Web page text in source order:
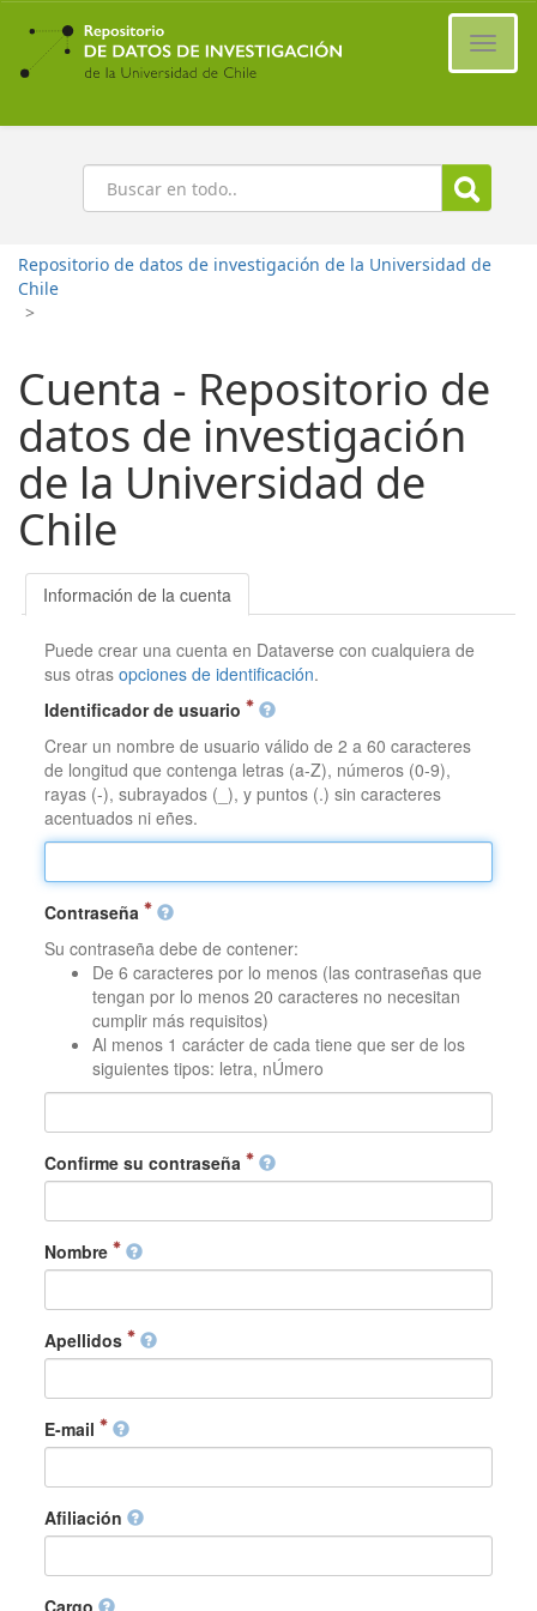
Ir
contenido
principal
Buscar
Repositorio de datos de investigación de la Universidad de
Chile
>
Cuenta - Repositorio de
datos de investigación
de la Universidad de
Chile
Información de la cuenta
Puede crear una cuenta en Dataverse con cualquiera de
sus otrasopciones de identificación.
Identificador de usuario
Crear un nombre de usuario válido de 2 a 60 caracteres
de longitud que contenga letras (a-Z), números (0-9),
rayas (-), subrayados (_), y puntos (.) sin caracteres
acentuados ni eñes.
Contraseña
Su contraseña debe de contener:
De 6 caracteres por lo menos (las contraseñas que
tengan por lo menos 20 caracteres no necesitan
cumplir más requisitos)
Al menos 1 carácter de cada tiene que ser de los
siguientes tipos: letra, nÚmero
Confirme su contraseña
Nombre
Apellidos
E-mail
Afiliación
Cargo